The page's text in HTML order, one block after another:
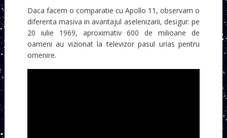
Daca facem o comparatie cu Apollo 11, observam o
diferenta masiva in avantajul aselenizarii, desigur: pe
20 iulie 1969, aproximativ 600 de milioane de
oameni au vizionat la televizor pasul urias pentru
omenire.